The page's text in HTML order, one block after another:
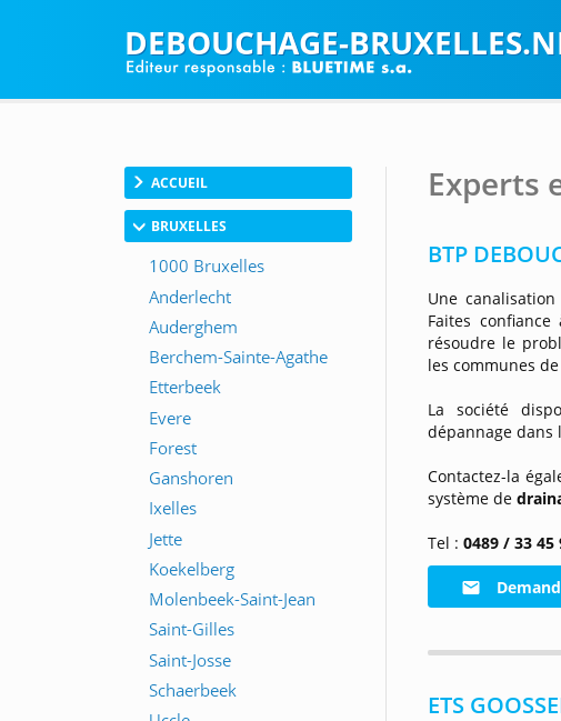
DEBOUCHAGE-
ACCUEIL
BRUXELLES
Experts
BTP
Une
Faites confiance
résoudre le
les communes
La société
dépannage dans
Contactez-la
système de
Tel :0489 / 33 45
ETS